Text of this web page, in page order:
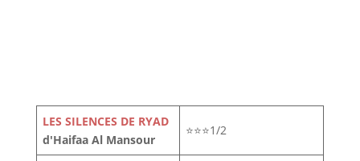
LES SILENCES DE RYAD
d'Haifaa Al Mansour
⭐⭐⭐1/2